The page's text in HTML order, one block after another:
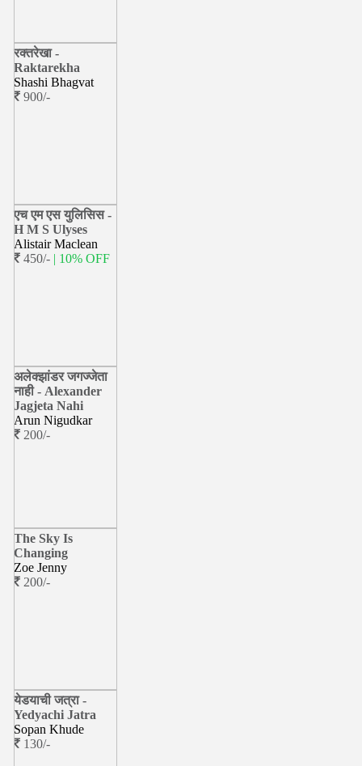
रक्तरेखा -
Raktarekha
Shashi Bhagvat
900/-
एच एम एस युलिसिस -
H M S Ulyses
Alistair Maclean
450/- | 10% OFF
अलेक्झांडर जगज्जेता
नाही - Alexander
Jagjeta Nahi
Arun Nigudkar
200/-
The Sky Is
Changing
Zoe Jenny
200/-
येडयाची जत्रा -
Yedyachi Jatra
Sopan Khude
130/-